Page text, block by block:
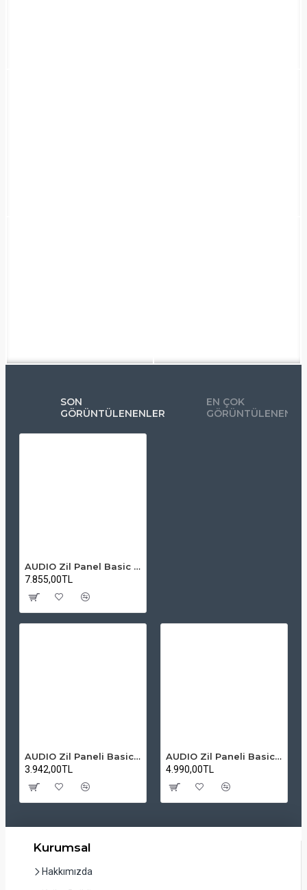
SON
GÖRÜNTÜLENENLER
EN ÇOK
AUDIO Zil Panel Basic Star TTK – 2x16 LCD, Handsfree ve Mekanik Butonlu
7.855,00TL
AUDIO Zil Paneli Basic Hpli Çift Buton 14'lü Sesli Apartman Diafon Kapı Paneli
3.942,00TL
AUDIO Zil Paneli Basic Hpli Çift Buton 20'li Sesli Apartman Diafon Kapı Paneli
4.990,00TL
Kurumsal
Hakkımızda